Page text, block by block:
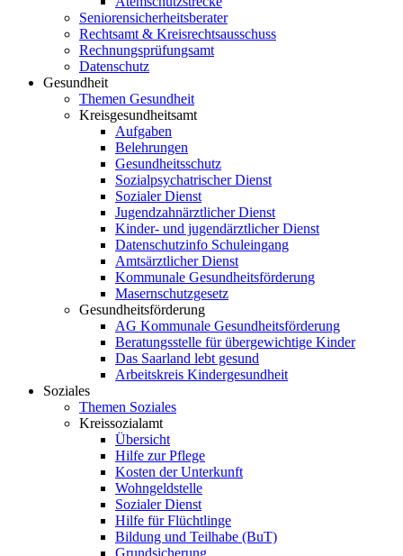
Seniorensicherheitsberater
Rechtsamt & Kreisrechtsausschuss
Rechnungsprüfungsamt
Datenschutz
Gesundheit
Themen Gesundheit
Kreisgesundheitsamt
Aufgaben
Belehrungen
Gesundheitsschutz
Sozialpsychatrischer Dienst
Sozialer Dienst
Jugendzahnärztlicher Dienst
Kinder- und jugendärztlicher Dienst
Datenschutzinfo Schuleingang
Amtsärztlicher Dienst
Kommunale Gesundheitsförderung
Masernschutzgesetz
Gesundheitsförderung
AG Kommunale Gesundheitsförderung
Beratungsstelle für übergewichtige Kinder
Das Saarland lebt gesund
Arbeitskreis Kindergesundheit
Soziales
Themen Soziales
Kreissozialamt
Übersicht
Hilfe zur Pflege
Kosten der Unterkunft
Wohngeldstelle
Sozialer Dienst
Hilfe für Flüchtlinge
Bildung und Teilhabe (BuT)
Grundsicherung